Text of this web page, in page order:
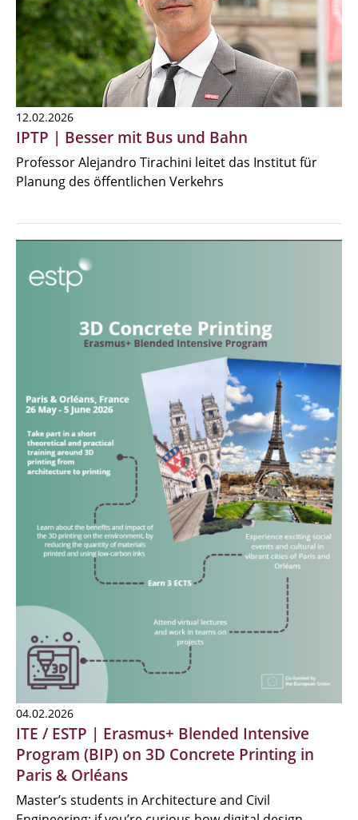
12.02.2026
IPTP | Besser mit Bus und Bahn
Professor Alejandro Tirachini leitet das Institut für
Planung des öffentlichen Verkehrs
04.02.2026
ITE / ESTP | Erasmus+ Blended Intensive
Program (BIP) on 3D Concrete Printing in
Paris & Orléans
Master’s students in Architecture and Civil